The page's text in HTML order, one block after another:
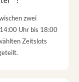
zwei
Uhr bis 18:00
Zeitslots